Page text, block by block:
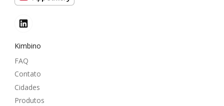
Kimbino
FAQ
Contato
Cidades
Produtos